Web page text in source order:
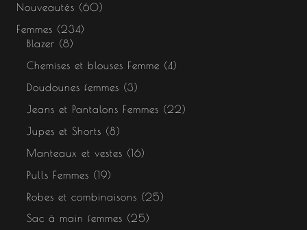
Nouveautés
60
Femmes
234
Blazer
8
Chemises et blouses Femme
4
Doudounes femmes
3
Jeans et Pantalons Femmes
22
Jupes et Shorts
8
Manteaux et vestes
16
Pulls Femmes
19
Robes et combinaisons
25
Sac à main femmes
25